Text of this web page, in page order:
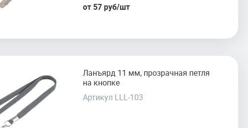
от 57 руб/шт
Ланъярд 11 мм, прозрачная петля
на кнопке
Артикул LLL-103